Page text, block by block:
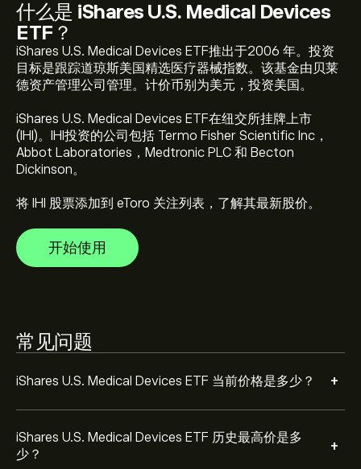
什么是 iShares U.S. Medical Devices
ETF ？
iShares U.S. Medical Devices ETF推出于2006 年。投资
目标是跟踪道琼斯美国精选医疗器械指数。该基金由贝莱
德资产管理公司管理。计价币别为美元，投资美国。
iShares U.S. Medical Devices ETF在纽交所挂牌上市
(IHI)。IHI投资的公司包括 Termo Fisher Scientific Inc，
Abbot Laboratories，Medtronic PLC 和 Becton
Dickinson。
将 IHI 股票添加到 eToro 关注列表，了解其最新股价。
开始使用
常见问题
iShares U.S. Medical Devices ETF 当前价格是多少？ +
IHI 当前价格为 ‎$‎54.38 美元
iShares U.S. Medical Devices ETF 历史最高价是多
少？
+
iShares U.S. Medical Devices ETF 历史最高价为 ‎$‎67.22
美元
小，就可以查看 iShares U.S. Medical Devices ETF 的历史
的价格区间为 ‎$‎-6.88。
如欲购买 IHI，请访问 eToro 网站的“iShares U.S. Medical
Devices ETF (IHI)”页面。创建账户并入金后，点击“交易”